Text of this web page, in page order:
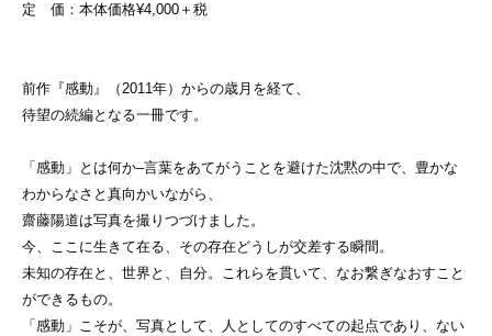
定 価：本体価格¥4,000＋税
前作『感動』（2011年）からの歳月を経て、
待望の続編となる一冊です。
「感動」とは何か–言葉をあてがうことを避けた沈黙の中で、豊かな
わからなさと真向かいながら、
齋藤陽道は写真を撮りつづけました。
今、ここに生きて在る、その存在どうしが交差する瞬間。
未知の存在と、世界と、自分。これらを貫いて、なお繋ぎなおすこと
ができるもの。
「感動」こそが、写真として、人としてのすべての起点であり、ない